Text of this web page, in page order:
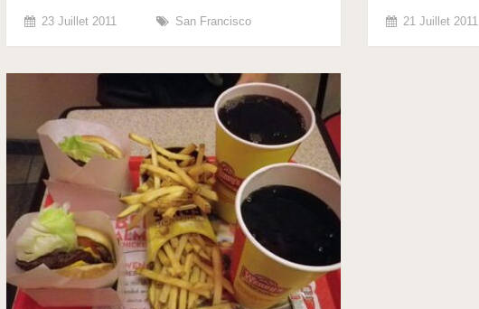
23 Juillet 2011 San Francisco 21 Juillet 2011